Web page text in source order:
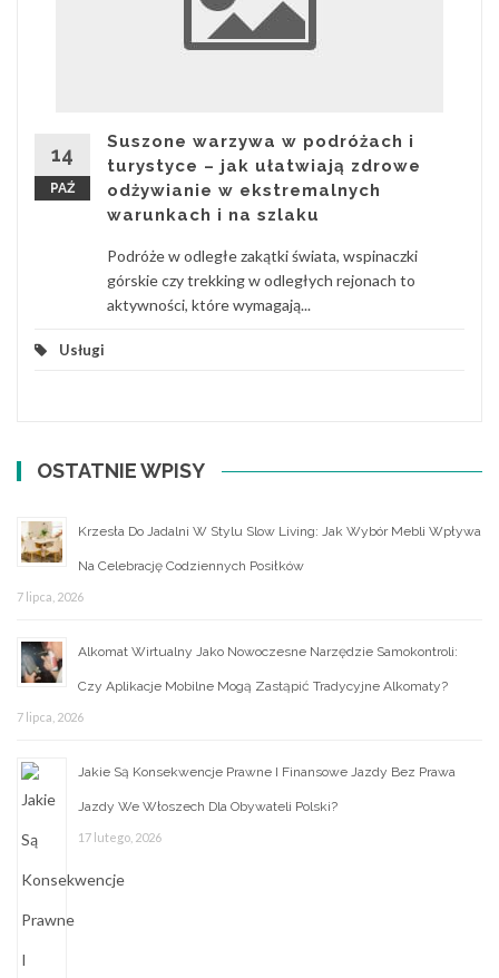
14
PAŹ
Suszone warzywa w podróżach i
turystyce – jak ułatwiają zdrowe
odżywianie w ekstremalnych
warunkach i na szlaku
Podróże w odległe zakątki świata, wspinaczki
górskie czy trekking w odległych rejonach to
aktywności, które wymagają...
Usługi
OSTATNIE WPISY
Krzesła Do Jadalni W Stylu Slow Living: Jak Wybór Mebli Wpływa
Na Celebrację Codziennych Posiłków
7 lipca, 2026
Alkomat Wirtualny Jako Nowoczesne Narzędzie Samokontroli:
Czy Aplikacje Mobilne Mogą Zastąpić Tradycyjne Alkomaty?
7 lipca, 2026
Jakie Są Konsekwencje Prawne I Finansowe Jazdy Bez Prawa
Jazdy We Włoszech Dla Obywateli Polski?
17 lutego, 2026